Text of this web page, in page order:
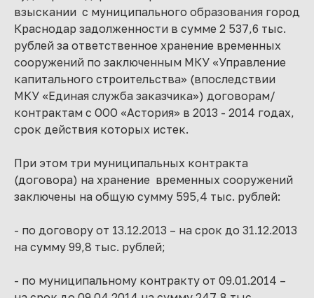
взыскании с муниципального образования город
Краснодар задолженности в сумме 2 537,6 тыс.
рублей за ответственное хранение временных
сооружений по заключенным МКУ «Управление
капитального строительства» (впоследствии
МКУ «Единая служба заказчика») договорам/
контрактам с ООО «Астория» в 2013 - 2014 годах,
срок действия которых истек.
При этом три муниципальных контракта
(договора) на хранение временных сооружений
заключены на общую сумму 595,4 тыс. рублей:
- по договору от 13.12.2013 – на срок до 31.12.2013
на сумму 99,8 тыс. рублей;
- по муниципальному контракту от 09.01.2014 –